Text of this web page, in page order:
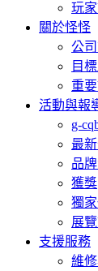
玩
關於怪怪
公
目
重
活動與報
g-
最
品
獲獎
獨
展
支援服務
維